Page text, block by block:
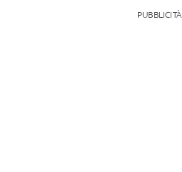
PUBBLICITÀ